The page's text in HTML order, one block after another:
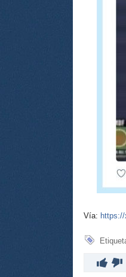
Vía: